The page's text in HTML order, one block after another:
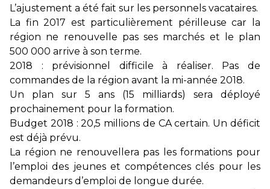
L’ajustement a été fait sur les personnels vacataires.
La fin 2017 est particulièrement périlleuse car la
région ne renouvelle pas ses marchés et le plan
500 000 arrive à son terme.
2018 : prévisionnel difficile à réaliser. Pas de
commandes de la région avant la mi-année 2018.
Un plan sur 5 ans (15 milliards) sera déployé
prochainement pour la formation.
Budget 2018 : 20,5 millions de CA certain. Un déficit
est déjà prévu.
La région ne renouvellera pas les formations pour
l’emploi des jeunes et compétences clés pour les
demandeurs d’emploi de longue durée.